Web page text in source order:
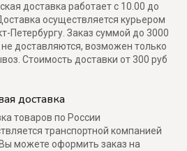
доставка работает с 10.00 до
осуществляется курьером
Петербургу. Заказ суммой до 3000
доставляются, возможен только
Стоимость доставки от 300 руб
доставка
товаров по России
транспортной компанией
можете оформить заказ на